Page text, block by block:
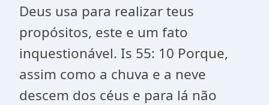
Deus usa para realizar teus
propósitos, este e um fato
inquestionável. Is 55: 10 Porque,
assim como a chuva e a neve
descem dos céus e para lá não